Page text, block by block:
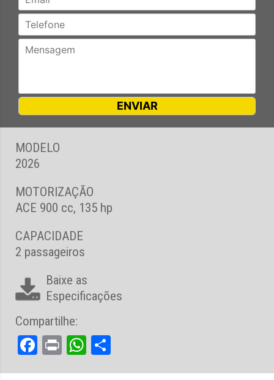
MODELO
2026
MOTORIZAÇÃO
ACE 900 cc, 135 hp
CAPACIDADE
2 passageiros
Baixe as
Especificações
Compartilhe:
Facebook
PrintWhatsApp